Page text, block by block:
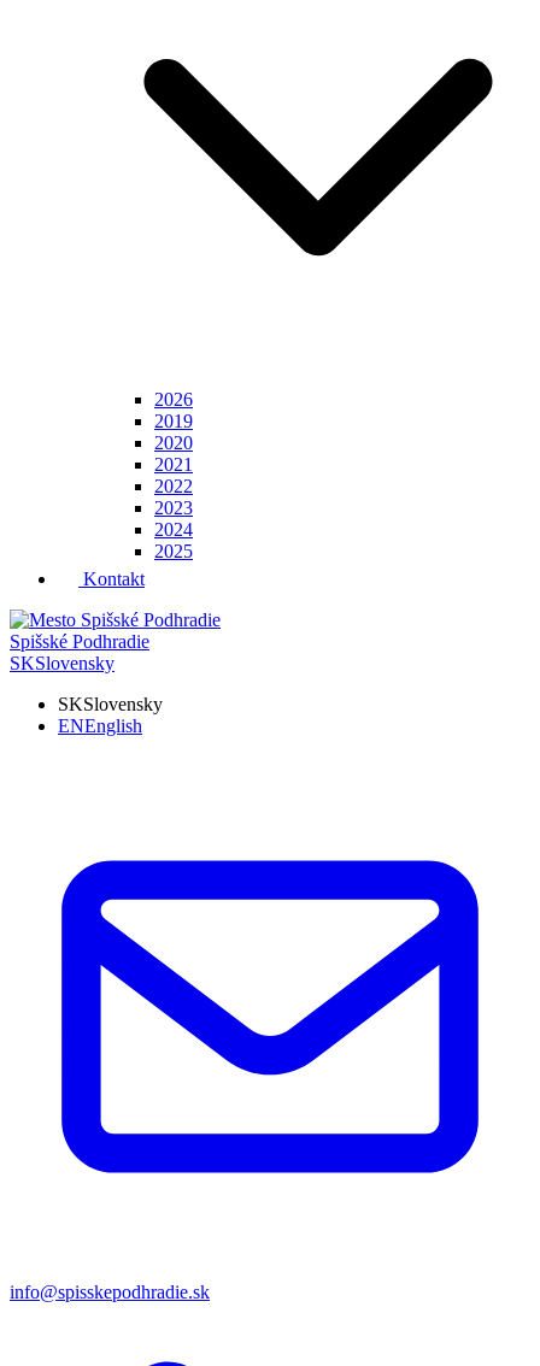
2026
2019
2020
2021
2022
2023
2024
2025
Kontakt
Spišské Podhradie
SKSlovensky
SKSlovensky
ENEnglish
info@spisskepodhradie.sk